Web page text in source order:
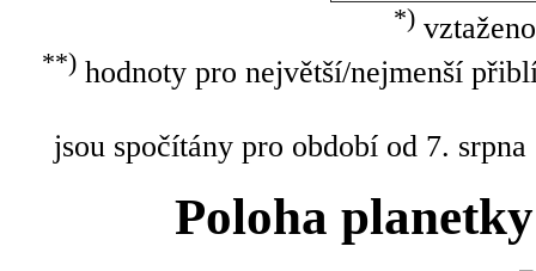
*)
**)hodnoty pro největší/nejmenší
jsou spočítány pro období od 7.
Poloha